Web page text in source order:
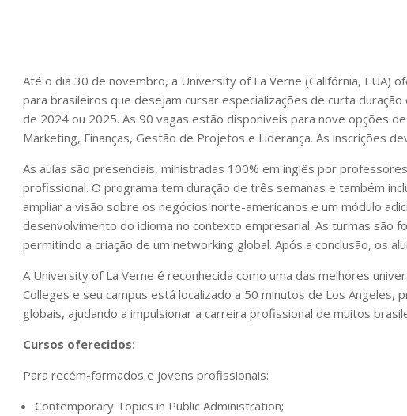
Até o dia 30 de novembro, a University of La Verne (Califórnia, EUA)
para brasileiros que desejam cursar especializações de curta
de 2024 ou 2025. As 90 vagas estão disponíveis para nove opções
Marketing, Finanças, Gestão de Projetos e Liderança. As inscrições
As aulas são presenciais, ministradas 100% em inglês por
profissional. O programa tem duração de três semanas e também
ampliar a visão sobre os negócios norte-americanos e um módulo
desenvolvimento do idioma no contexto empresarial. As turmas são
permitindo a criação de um networking global. Após a conclusão, os
A University of La Verne é reconhecida como uma das melhores
Colleges e seu campus está localizado a 50 minutos de Los
globais, ajudando a impulsionar a carreira profissional de muitos
Cursos oferecidos:
Para recém-formados e jovens profissionais:
Contemporary Topics in Public Administration;